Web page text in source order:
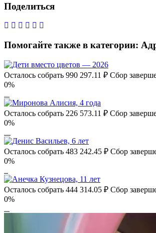
Поделиться
Помогайте также в категории:
Осталось собрать 990 297.11 ₽ Сбор
0%
Осталось собрать 226 573.11 ₽ Сбор
0%
Осталось собрать 483 242.45 ₽ Сбор
0%
Осталось собрать 444 314.05 ₽ Сбор
0%